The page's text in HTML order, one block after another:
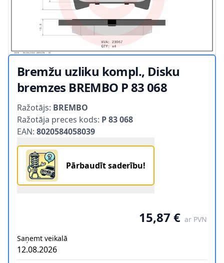
Bremžu uzliku kompl., Disku
bremzes BREMBO P 83 068
Ražotājs: BREMBO
Ražotāja preces kods: P 83 068
EAN: 8020584058039
Pārbaudīt saderību!
15,87 € ar PVN
Saņemt veikalā
12.08.2026